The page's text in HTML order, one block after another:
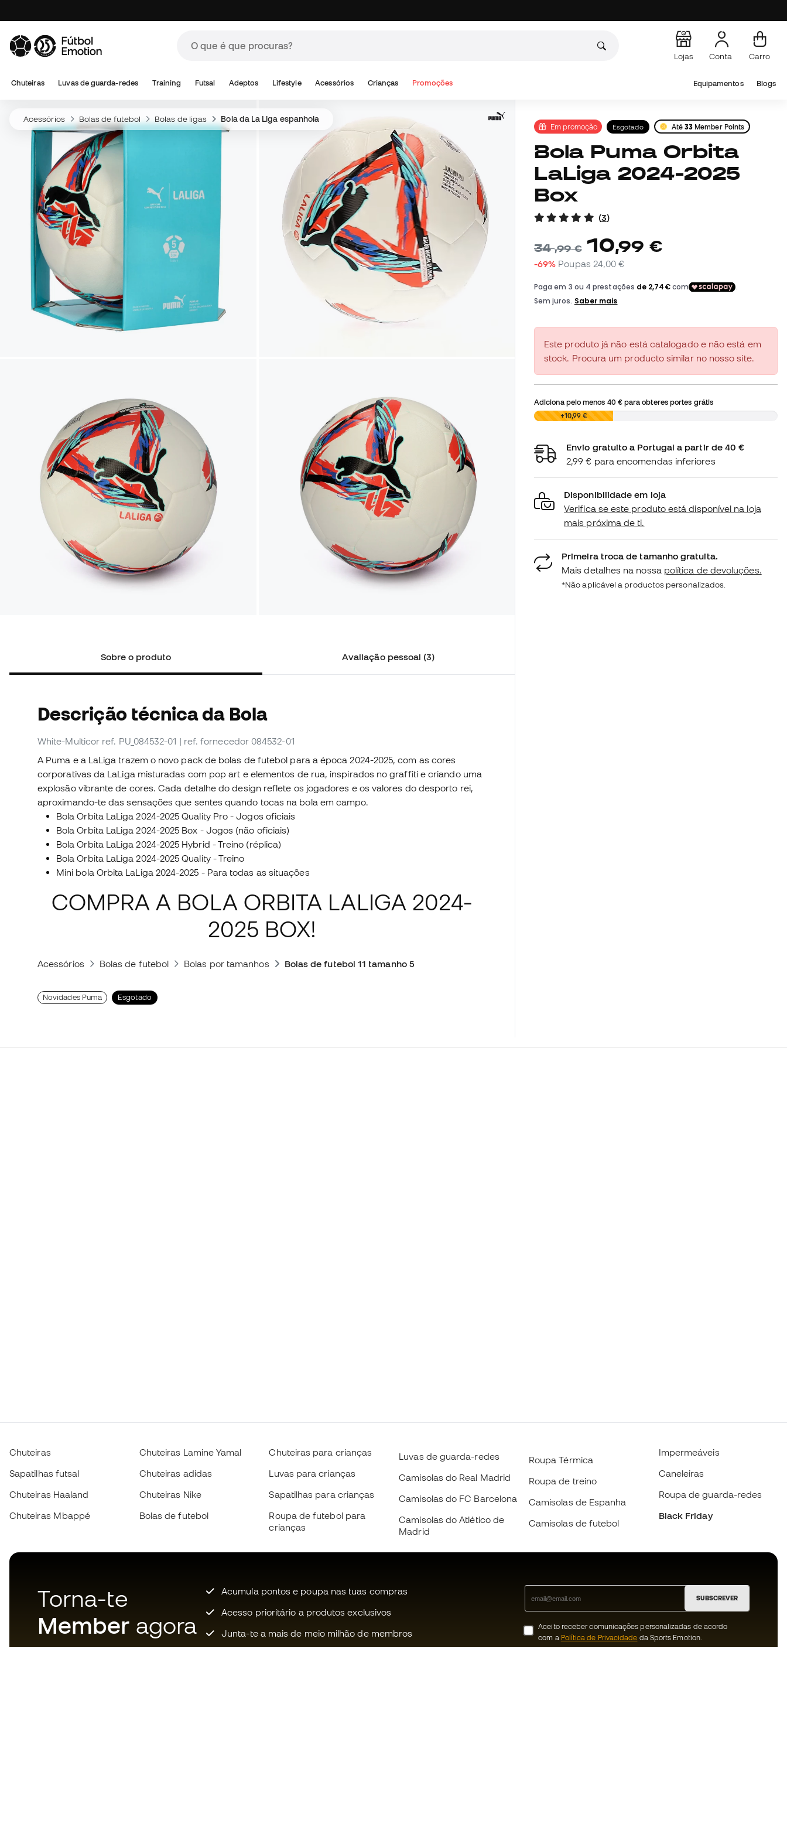
Lojas Conta Carro
Chuteiras Luvas de guarda-redes Training Futsal Adeptos Lifestyle Acessórios Crianças Promoções Equipamentos Blogs
Acessórios Bolas de futebol Bolas de ligas Bola da La Liga espanhola
Sobre o produto Avaliação pessoal (3)
Descrição técnica da Bola
White-Multicor ref. PU_084532-01 | ref. fornecedor 084532-01
A Puma e a LaLiga trazem o novo pack de bolas de futebol para a época 2024-2025, com as cores
corporativas da LaLiga misturadas com pop art e elementos de rua, inspirados no graffiti e criando uma
explosão vibrante de cores. Cada detalhe do design reflete os jogadores e os valores do desporto rei,
aproximando-te das sensações que sentes quando tocas na bola em campo.
Bola Orbita LaLiga 2024-2025 Quality Pro - Jogos oficiais
Bola Orbita LaLiga 2024-2025 Box - Jogos (não oficiais)
Bola Orbita LaLiga 2024-2025 Hybrid - Treino (réplica)
Bola Orbita LaLiga 2024-2025 Quality - Treino
Mini bola Orbita LaLiga 2024-2025 - Para todas as situações
COMPRA A BOLA ORBITA LALIGA 2024-
2025 BOX!
Acessórios Bolas de futebol Bolas por tamanhos Bolas de futebol 11 tamanho 5
Novidades Puma Esgotado
Em promoção Esgotado Até 33 Member Points
Bola Puma Orbita
LaLiga 2024-2025
Box
(3)
34,99 € 10,99 €
-69% Poupas 24,00 €
Este produto já não está catalogado e não está em
stock. Procura um producto similar no nosso site.
Adiciona pelo menos 40 €para obteres portes grátis
0,00 € +10,99 €
Envio gratuito a Portugal a partir de 40 €
2,99 € para encomendas inferiores
Disponibilidade em loja
Verifica se este produto está disponível na loja
mais próxima de ti.
Primeira troca de tamanho gratuita.
Mais detalhes na nossa política de devoluções.
*Não aplicável a productos personalizados.
Chuteiras
Sapatilhas futsal
Chuteiras Haaland
Chuteiras Mbappé
Chuteiras Lamine Yamal
Chuteiras adidas
Chuteiras Nike
Bolas de futebol
Chuteiras para crianças
Luvas para crianças
Sapatilhas para crianças
Roupa de futebol para
crianças
Luvas de guarda-redes
Camisolas do Real Madrid
Camisolas do FC Barcelona
Camisolas do Atlético de
Madrid
Roupa Térmica
Roupa de treino
Camisolas de Espanha
Camisolas de futebol
Impermeáveis
Caneleiras
Roupa de guarda-redes
Black Friday
Torna-te
Member agora
Acumula pontos e poupa nas tuas compras
Acesso prioritário a produtos exclusivos
Junta-te a mais de meio milhão de membros
SUBSCREVER
Aceito receber comunicações personalizadas de acordo
com a Política de Privacidade da Sports Emotion.